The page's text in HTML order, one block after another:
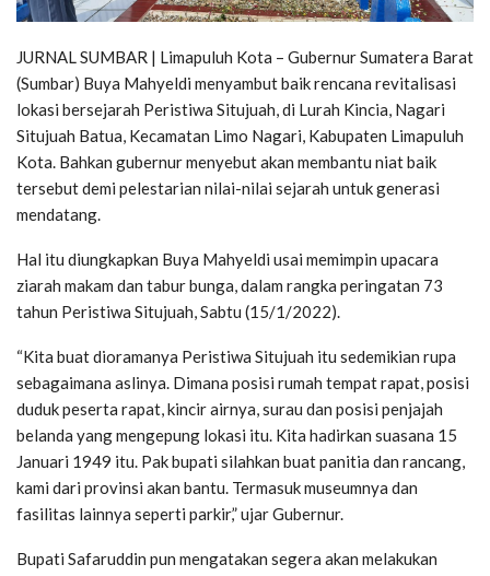
JURNAL SUMBAR | Limapuluh Kota – Gubernur Sumatera Barat
(Sumbar) Buya Mahyeldi menyambut baik rencana revitalisasi
lokasi bersejarah Peristiwa Situjuah, di Lurah Kincia, Nagari
Situjuah Batua, Kecamatan Limo Nagari, Kabupaten Limapuluh
Kota. Bahkan gubernur menyebut akan membantu niat baik
tersebut demi pelestarian nilai-nilai sejarah untuk generasi
mendatang.
Hal itu diungkapkan Buya Mahyeldi usai memimpin upacara
ziarah makam dan tabur bunga, dalam rangka peringatan 73
tahun Peristiwa Situjuah, Sabtu (15/1/2022).
“Kita buat dioramanya Peristiwa Situjuah itu sedemikian rupa
sebagaimana aslinya. Dimana posisi rumah tempat rapat, posisi
duduk peserta rapat, kincir airnya, surau dan posisi penjajah
belanda yang mengepung lokasi itu. Kita hadirkan suasana 15
Januari 1949 itu. Pak bupati silahkan buat panitia dan rancang,
kami dari provinsi akan bantu. Termasuk museumnya dan
fasilitas lainnya seperti parkir,” ujar Gubernur.
Bupati Safaruddin pun mengatakan segera akan melakukan